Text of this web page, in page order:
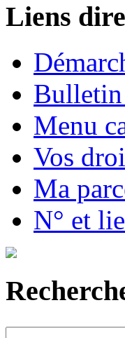
Liens
Menu
Vos
Ma
N° et